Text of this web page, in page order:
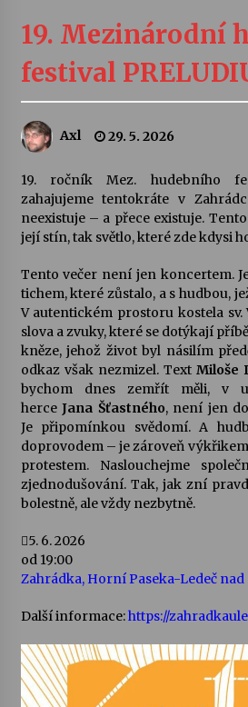
kapkou
Veselí muzikanti
Pozvánka na
šedesátka: 28. 7.–1. 8.
Letní koncerty ve
Jenakaši
28. 7. 2026
Votavžatský ploty
23. 7. 2026
Letní koncerty ve
22. 7. 2026
17. 7. 2026
14. 7. 2026
19. Mezinárodní
festival
Axl 29. 5. 2026
19. ročník Mez. hudebního
zahajujeme tentokráte v
neexistuje – a přece existuje.
její stín, tak světlo, které zde kdysi
Tento večer není jen koncertem.
tichem, které zůstalo, a s hudbou,
V autentickém prostoru kostela
slova a zvuky, které se dotýkají
kněze, jehož život byl násilím
odkaz však nezmizel. Text Miloše
bychom dnes zemřít měli, v
herce Jana Šťastného, není jen
Je připomínkou svědomí. A
doprovodem – je zároveň
protestem. Naslouchejme
zjednodušování. Tak, jak zní
bolestně, ale vždy nezbytně.
5. 6. 2026
od 19:00
Zahrádka, Horní Paseka-Ledeč nad
Další informace:https://